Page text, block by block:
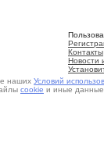
Контакты
Новости
наших Условий
cookie и иные данные.